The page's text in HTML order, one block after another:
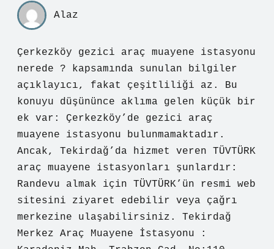
Alaz
Çerkezköy gezici araç muayene istasyonu
nerede ? kapsamında sunulan bilgiler
açıklayıcı, fakat çeşitliliği az. Bu
konuyu düşününce aklıma gelen küçük bir
ek var: Çerkezköy’de gezici araç
muayene istasyonu bulunmamaktadır.
Ancak, Tekirdağ’da hizmet veren TÜVTÜRK
araç muayene istasyonları şunlardır:
Randevu almak için TÜVTÜRK’ün resmi web
sitesini ziyaret edebilir veya çağrı
merkezine ulaşabilirsiniz. Tekirdağ
Merkez Araç Muayene İstasyonu :